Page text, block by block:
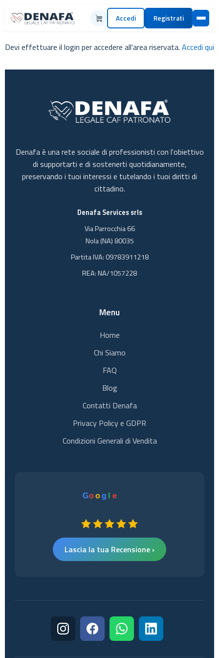
Accedi Registrati
Devi effettuare il login per accedere all'area riservata. Accedi qui
Denafa è una rete sociale di professionisti con l'obiettivo
di supportarti e di sostenerti quotidianamente,
preservando i tuoi interessi e tutelando i tuoi diritti di
cittadino.
Denafa Services srls
Via Parrocchia 66
Nola (NA) 80035
Partita IVA: 09783911218
REA: NA/1057228
Menu
Home
Chi Siamo
FAQ
Blog
Contatti Denafa
Privacy Policy e GDPR
Condizioni Generali di Vendita
Goog e
Lascia la tua Recensione ›